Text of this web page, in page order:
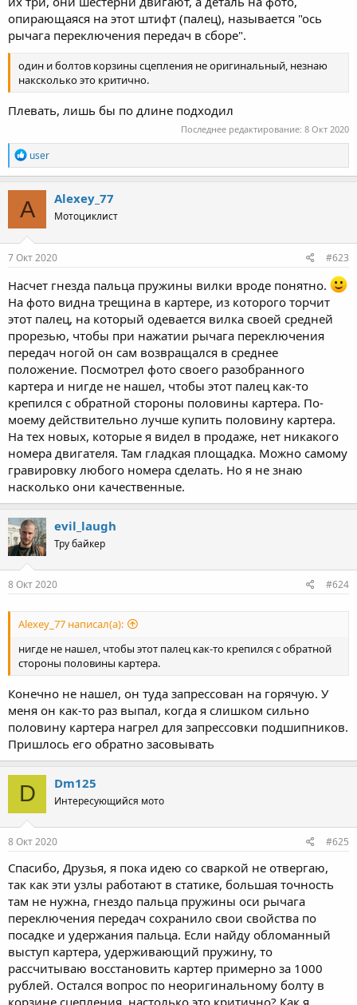
опирающаяся на этот штифт (палец), называется "ось
рычага переключения передач в сборе".
один и болтов корзины сцепления не оригинальный, незнаю
наксколько это критично.
Плевать, лишь бы по длине подходил
Последнее редактирование: 8 Окт 2020
R
e
a
c
t
o
n
s
user
A Alexey_77
Мотоциклист
7 Окт 2020 #623
Насчет гнезда пальца пружины вилки вроде понятно.
На фото видна трещина в картере, из которого торчит
этот палец, на который одевается вилка своей средней
прорезью, чтобы при нажатии рычага переключения
передач ногой он сам возвращался в среднее
положение. Посмотрел фото своего разобранного
картера и нигде не нашел, чтобы этот палец как-то
крепился с обратной стороны половины картера. По-
моему действительно лучше купить половину картера.
На тех новых, которые я видел в продаже, нет никакого
номера двигателя. Там гладкая площадка. Можно самому
гравировку любого номера сделать. Но я не знаю
насколько они качественные.
evil_laugh
Тру байкер
8 Окт 2020 #624
Alexey_77 написал(а):
нигде не нашел, чтобы этот палец как-то крепился с обратной
стороны половины картера.
Конечно не нашел, он туда запрессован на горячую. У
меня он как-то раз выпал, когда я слишком сильно
половину картера нагрел для запрессовки подшипников.
Пришлось его обратно засовывать
D Dm125
Интересующийся мото
8 Окт 2020 #625
Спасибо, Друзья, я пока идею со сваркой не отвергаю,
так как эти узлы работают в статике, большая точность
там не нужна, гнездо пальца пружины оси рычага
переключения передач сохранило свои свойства по
посадке и удержания пальца. Если найду обломанный
выступ картера, удерживающий пружину, то
рассчитываю восстановить картер примерно за 1000
рублей. Остался вопрос по неоригинальному болту в
корзине сцепления, настолько это критично? Как я